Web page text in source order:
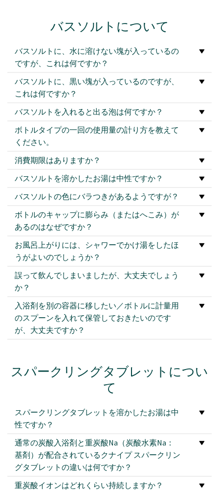
バスソルトについて
バスソルトに、水に溶けない塊が入っているの
ですが、これは何ですか？
バスソルトに、黒い塊が入っているのですが、
これは何ですか？
バスソルトを入れると出る泡は何ですか？
ボトルタイプの一回の使用量の計り方を教えて
ください。
消費期限はありますか？
バスソルトを溶かしたお湯は中性ですか？
バスソルトの色にバラつきがあるようですが？
ボトルのキャップに膨らみ（またはへこみ）が
あるのはなぜですか？
お風呂上がりには、シャワーでかけ湯をしたほ
うがよいのでしょうか？
誤って飲んでしまいましたが、大丈夫でしょう
か？
入浴剤を別の容器に移したい／ボトルに計量用
のスプーンを入れて保管しておきたいのです
が、大丈夫ですか？
スパークリングタブレットについ
て
スパークリングタブレットを溶かしたお湯は中
性ですか？
通常の炭酸入浴剤と重炭酸Na（炭酸水素Na：
基剤）が配合されているクナイプ スパークリン
グタブレットの違いは何ですか？
重炭酸イオンはどれくらい持続しますか？